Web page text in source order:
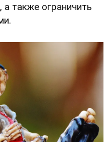
а также ограничить